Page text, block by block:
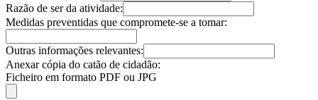
Razão de ser da atividade:
Medidas preventidas que compromete-se a tomar:
Outras informações relevantes:
Anexar cópia do catão de cidadão:
Ficheiro em formato PDF ou JPG